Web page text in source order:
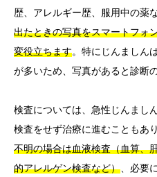
歴、アレルギー歴、服用中の薬
出たときの写真をスマートフォ
変役立ちます。特にじんましん
が多いため、写真があると診断
検査については、急性じんまし
検査をせず治療に進むこともあ
不明の場合は血液検査（血算、
的アレルゲン検査など） 、必要